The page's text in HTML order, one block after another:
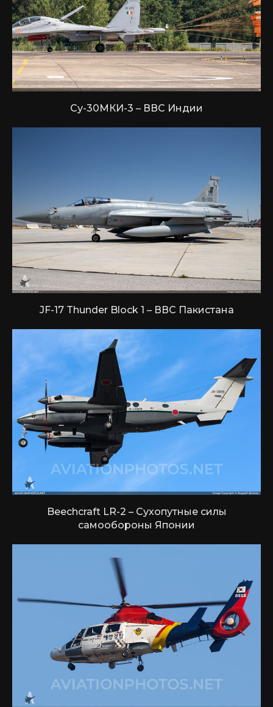
Су-30МКИ-3 – ВВС Индии
JF-17 Thunder Block 1 – ВВС Пакистана
Beechcraft LR-2 – Сухопутные силы
самообороны Японии